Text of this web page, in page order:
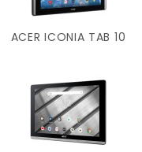
ACER ICONIA TAB 10